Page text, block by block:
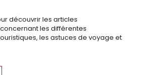
découvrir les articles
les différentes
les astuces de voyage et